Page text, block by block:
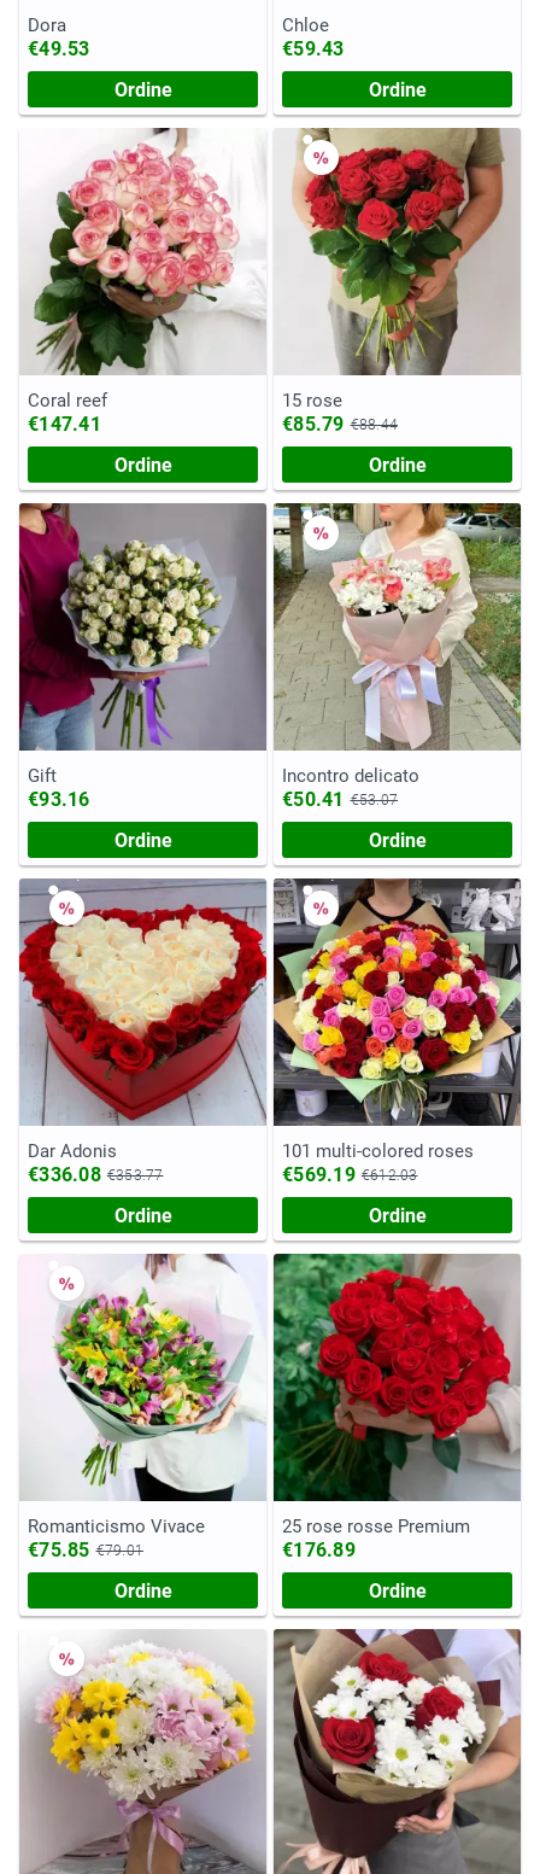
Dora
€49.53
Ordine
Chloe
€59.43
Ordine
Coral reef
€147.41
Ordine
15 rose
€85.79 €88.44
Ordine
Gift
€93.16
Ordine
Incontro delicato
€50.41 €53.07
Ordine
Dar Adonis
€336.08 €353.77
Ordine
101 multi-colored roses
€569.19 €612.03
Ordine
Romanticismo Vivace
€75.85 €79.01
Ordine
25 rose rosse Premium
€176.89
Ordine